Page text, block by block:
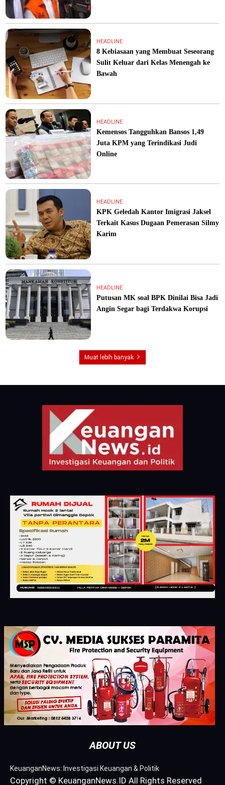
HEADLINE
8 Kebiasaan yang Membuat Seseorang
Sulit Keluar dari Kelas Menengah ke
Bawah
HEADLINE
Kemensos Tangguhkan Bansos 1,49
Juta KPM yang Terindikasi Judi
Online
HEADLINE
KPK Geledah Kantor Imigrasi Jaksel
Terkait Kasus Dugaan Pemerasan Silmy
Karim
HEADLINE
Putusan MK soal BPK Dinilai Bisa Jadi
Angin Segar bagi Terdakwa Korupsi
Muat lebih banyak
ABOUT US
KeuanganNews: Investigasi Keuangan & Politik
Copyright © KeuanganNews.ID All Rights Reserved